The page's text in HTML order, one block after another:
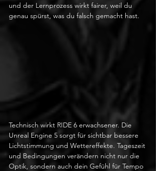
und der Lernprozess wirkt fairer, weil du
genau spürst, was du falsch gemacht hast.
Technisch wirkt RIDE 6 erwachsener. Die
Unreal Engine 5 sorgt für sichtbar bessere
Lichtstimmung und Wettereffekte. Tageszeit
und Bedingungen verändern nicht nur die
Optik, sondern auch dein Gefühl für Tempo